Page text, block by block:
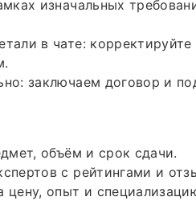
изначальных
в чате: корректируйте
заключаем договор и
объём и срок сдачи.
с рейтингами и
цену, опыт и